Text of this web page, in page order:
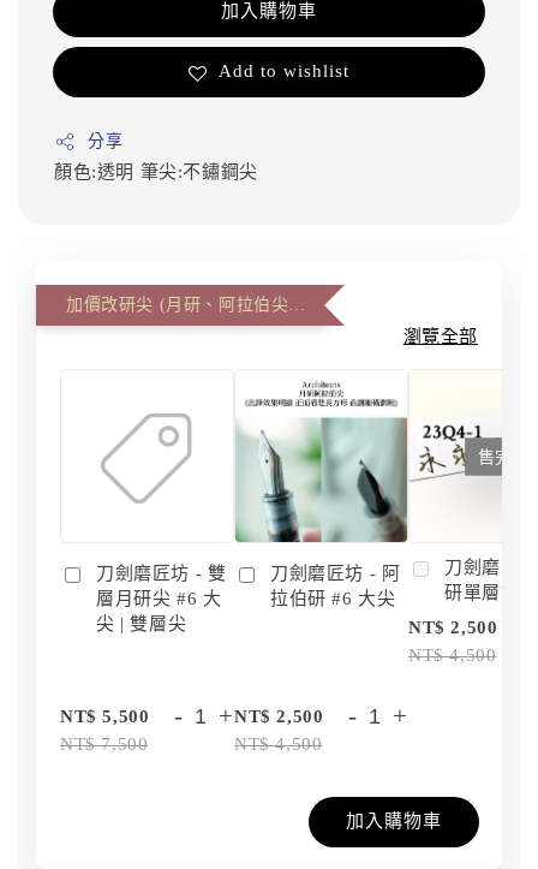
加入購物車
Add to wishlist
分享
顏色:透明 筆尖:不鏽鋼尖
加價改研尖 (月研、阿拉伯尖、雙層尖)
瀏覽全部
刀劍磨匠坊 - 雙
層月研尖 #6 大
尖 | 雙層尖
NT$ 5,500
NT$ 7,500
- +
刀劍磨匠坊 - 阿
拉伯研 #6 大尖
NT$ 2,500
NT$ 4,500
- +
售完
刀劍磨匠
研單層訂
NT$ 2,500
NT$ 4,500
加入購物車